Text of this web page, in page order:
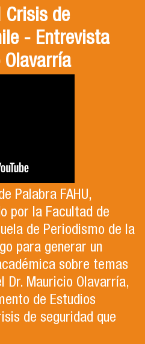
Crisis de
- Entrevista
Olavarría
Palabra FAHU,
por la Facultad de
de Periodismo de la
para generar un
sobre temas
Dr. Mauricio Olavarría,
de Estudios
de seguridad que
en
en Estudios
de Santiago
trabaja en lo que
de sus sueños
Naciones Unidas para
(FAO).
Chileno de
Políticos, en
Chilena de
fue el organizador del
recientemente tuvo
de Santiago. Durante el
paneles de
y debate sobre el
nacional.
en el apartado
página web.